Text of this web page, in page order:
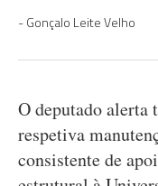
Gonçalo Leite Velho
O deputado alerta
respetiva
consistente de